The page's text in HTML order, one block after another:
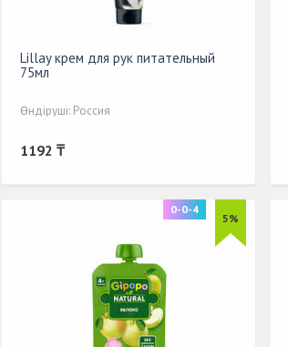
Lillay крем для рук питательный
75мл
Өндіруші: Россия
1192 ₸
5%
0-0-4